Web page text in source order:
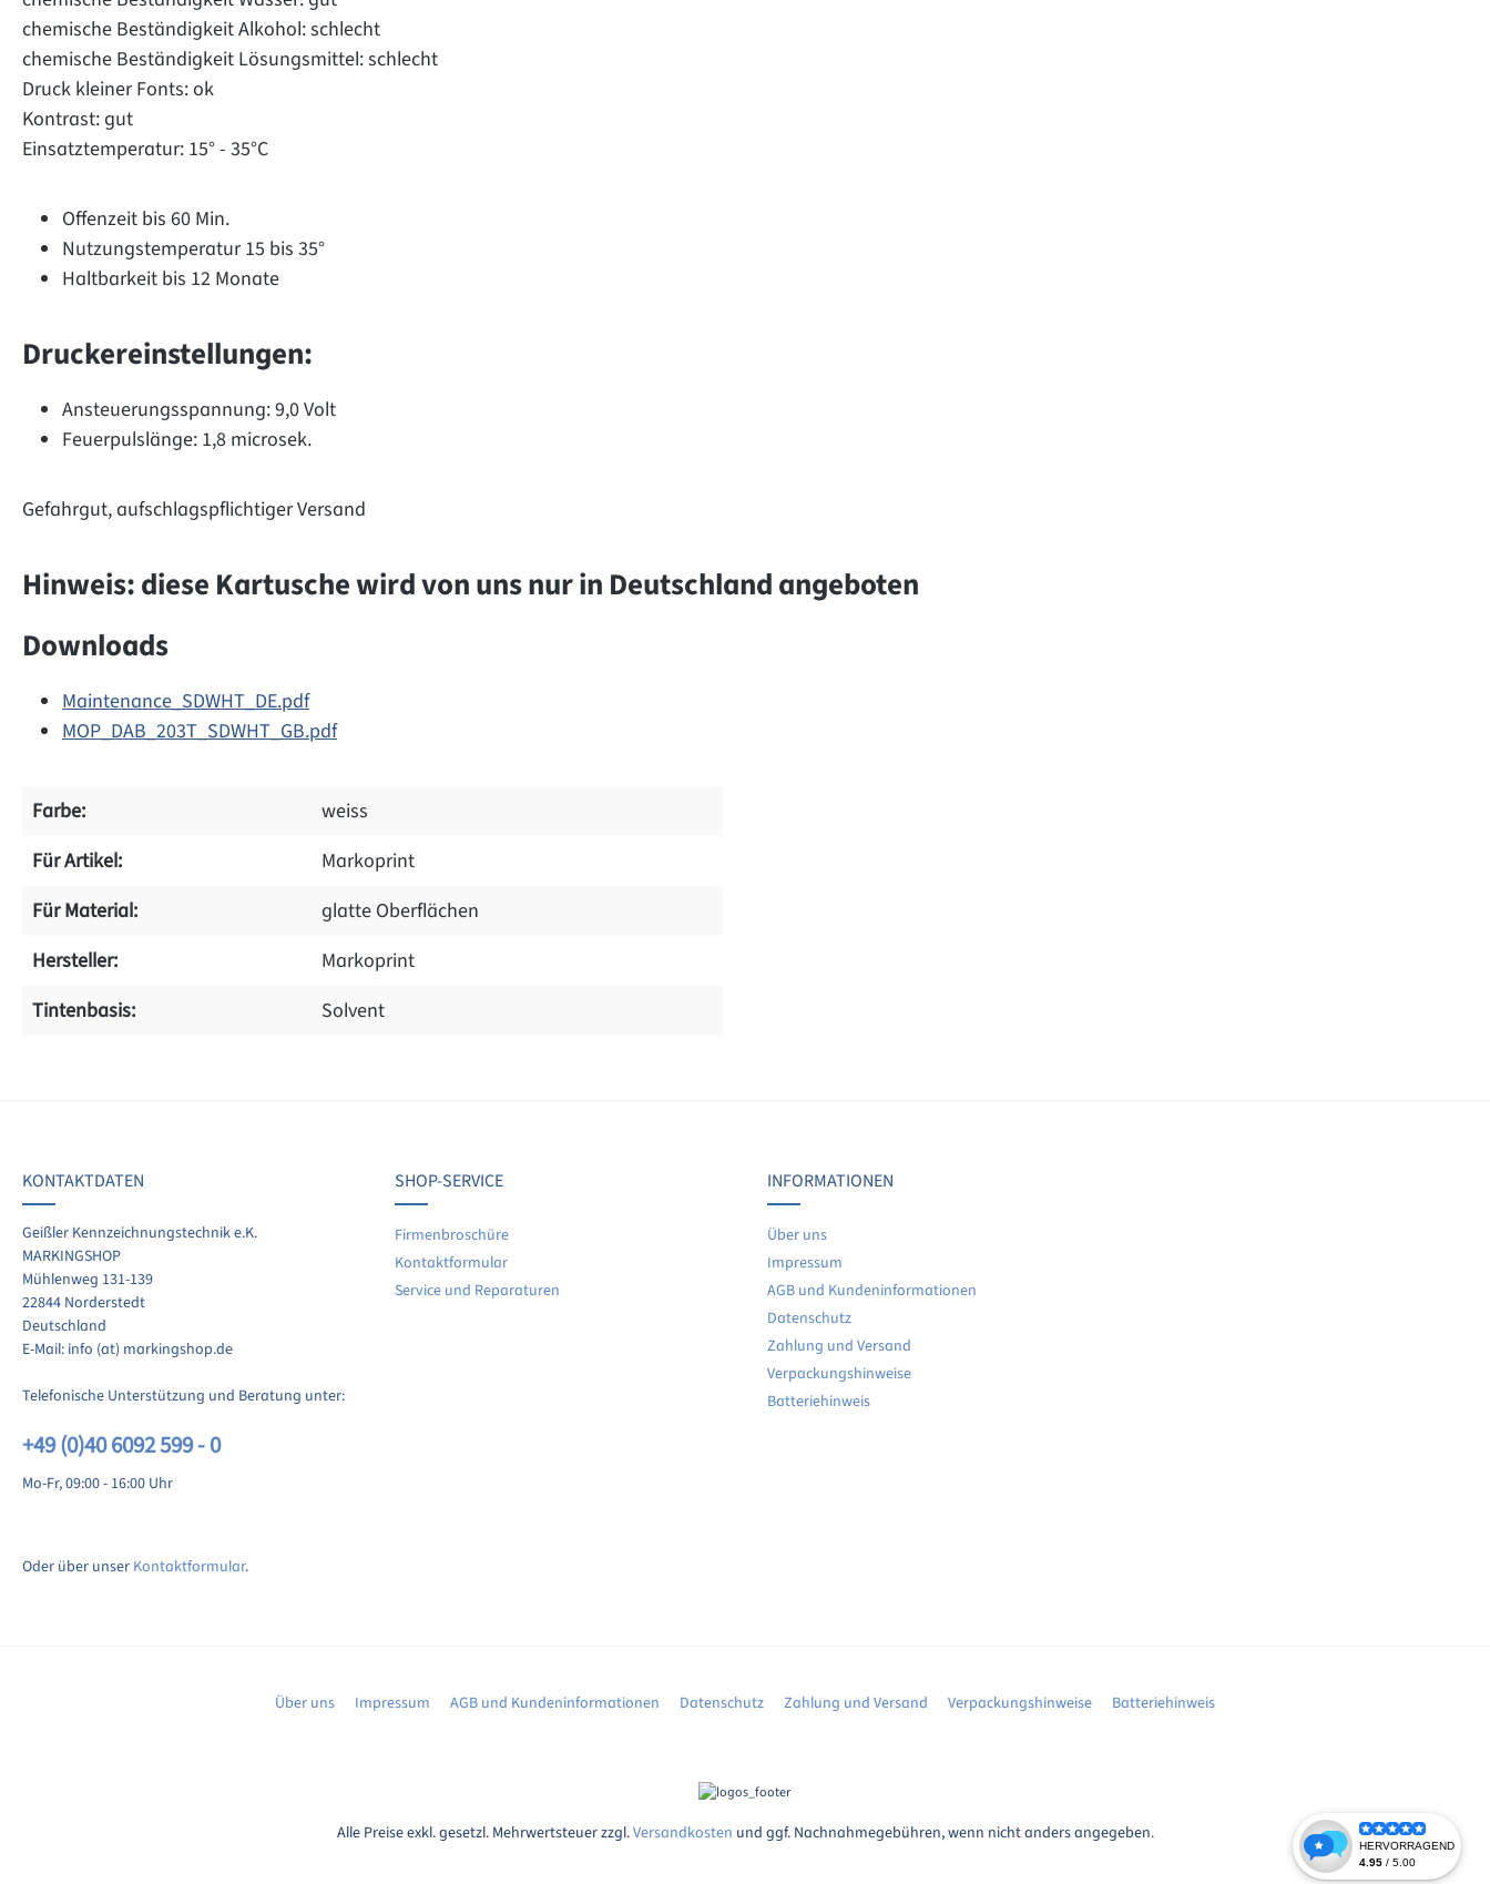
chemische Beständigkeit Alkohol: schlecht
chemische Beständigkeit Lösungsmittel: schlecht
Druck kleiner Fonts: ok
Kontrast: gut
Einsatztemperatur: 15° - 35°C
Offenzeit bis 60 Min.
Nutzungstemperatur 15 bis 35°
Haltbarkeit bis 12 Monate
Druckereinstellungen:
Ansteuerungsspannung: 9,0 Volt
Feuerpulslänge: 1,8 microsek.
Gefahrgut, aufschlagspflichtiger Versand
Hinweis: diese Kartusche wird von uns nur in Deutschland angeboten
Downloads
Maintenance_SDWHT_DE.pdf
MOP_DAB_203T_SDWHT_GB.pdf
Farbe:
weiss
Für Artikel:
Markoprint
Für Material:
glatte Oberflächen
Hersteller:
Markoprint
Tintenbasis:
Solvent
Sie Ihre Erfahrungen mit anderen Kunden.
schreiben
Keine Bewertungen gefunden. Teilen Sie Ihre Erfahrungen mit anderen.
KONTAKTDATEN
Geißler Kennzeichnungstechnik e.K.
MARKINGSHOP
Mühlenweg 131-139
22844 Norderstedt
Deutschland
E-Mail: info (at) markingshop.de
Telefonische Unterstützung und Beratung unter:
+49 (0)40 6092 599 - 0
Mo-Fr, 09:00 - 16:00 Uhr
Oder über unser Kontaktformular.
SHOP-SERVICE
Firmenbroschüre
Kontaktformular
Service und Reparaturen
INFORMATIONEN
Über uns
Impressum
AGB und Kundeninformationen
Datenschutz
Zahlung und Versand
Verpackungshinweise
Batteriehinweis
Über uns Impressum AGB und Kundeninformationen Datenschutz Zahlung und Versand Verpackungshinweise Batteriehinweis
Alle Preise exkl. gesetzl. Mehrwertsteuer zzgl.Versandkosten und ggf. Nachnahmegebühren, wenn nicht anders angegeben.